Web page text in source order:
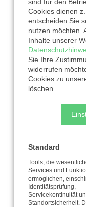
Tafel
Mettmann
www.diakonie-
Bild © Diakonie
Cookies dienen
entscheiden Sie
nutzen möchten.
Inhalte unserer
Sie Ihre
widerrufen
Cookies zu
löschen.
Standard
Tools, die
Services und
ermöglichen,
Identitätsprüfung,
Servicekontinuität
Standortsicherheit.